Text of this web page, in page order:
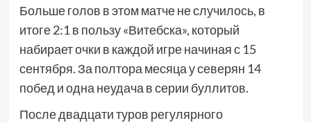
Больше голов в этом матче не случилось, в
итоге 2:1 в пользу «Витебска», который
набирает очки в каждой игре начиная с 15
сентября. За полтора месяца у северян 14
побед и одна неудача в серии буллитов.
После двадцати туров регулярного